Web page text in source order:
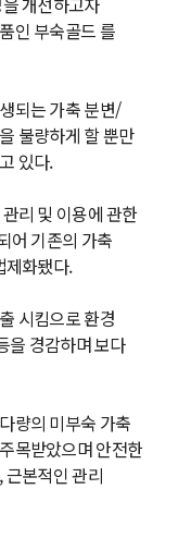
인 부숙골드 를
되는 가축 분변/
불량하게 할 뿐만
있다.
리 및 이용에 관한
어 기존의 가축
제화됐다.
시킴으로 환경
을 경감하며 보다
량의 미부숙 가축
목받았으며 안전한
근본적인 관리